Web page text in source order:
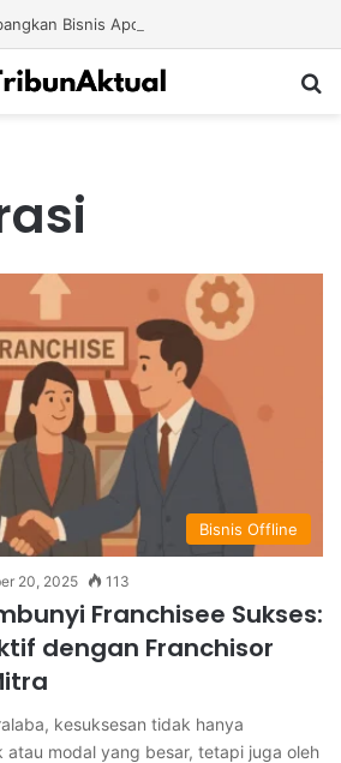
Bisnis Offline
20, 2025 113
Franchisee Sukses:
dengan Franchisor
kesuksesan tidak hanya
modal yang besar, tetapi juga oleh